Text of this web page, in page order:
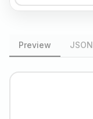
Preview JSON